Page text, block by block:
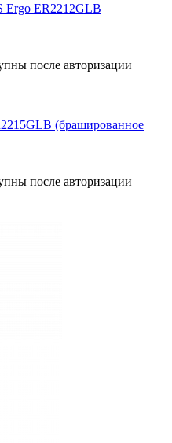
Ergo ER2212GLB
после авторизации
(брашированное
после авторизации